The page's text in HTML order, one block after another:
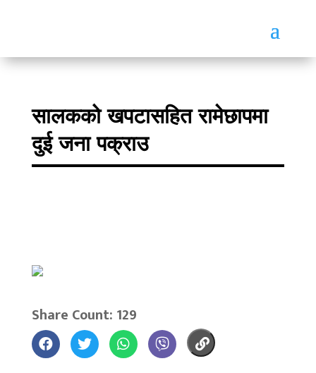
सालकको खपटासहित रामेछापमा
दुई जना पक्राउ
Share Count: 129